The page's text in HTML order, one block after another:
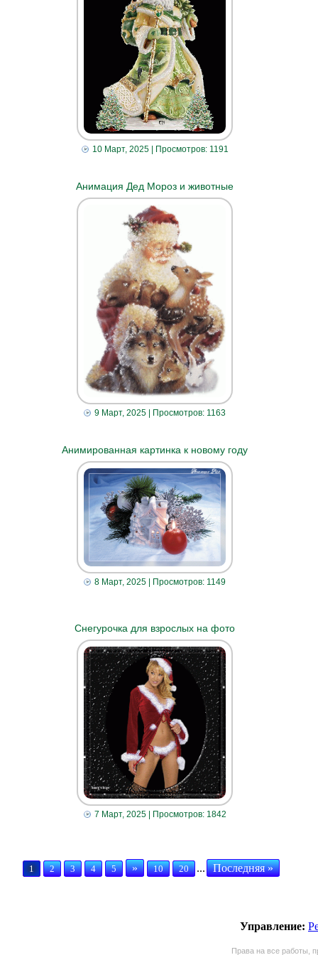
10 Март, 2025| Просмотров: 1191
Анимация Дед Мороз и животные
9 Март, 2025 | Просмотров: 1163
Анимированная картинка к новому году
8 Март, 2025 | Просмотров: 1149
Снегурочка для взрослых на фото
7 Март, 2025| Просмотров: 1842
1 2 3 4 5 » 10 20 ... Последняя »
Управление:
Права на все работы,